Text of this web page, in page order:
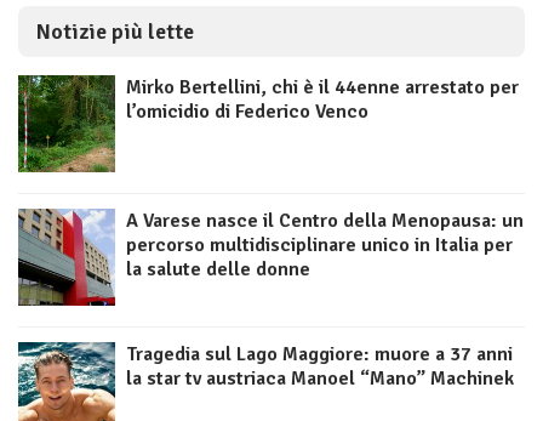
Notizie più lette
Mirko Bertellini, chi è il 44enne arrestato per
l’omicidio di Federico Venco
A Varese nasce il Centro della Menopausa: un
percorso multidisciplinare unico in Italia per
la salute delle donne
Tragedia sul Lago Maggiore: muore a 37 anni
la star tv austriaca Manoel “Mano” Machinek